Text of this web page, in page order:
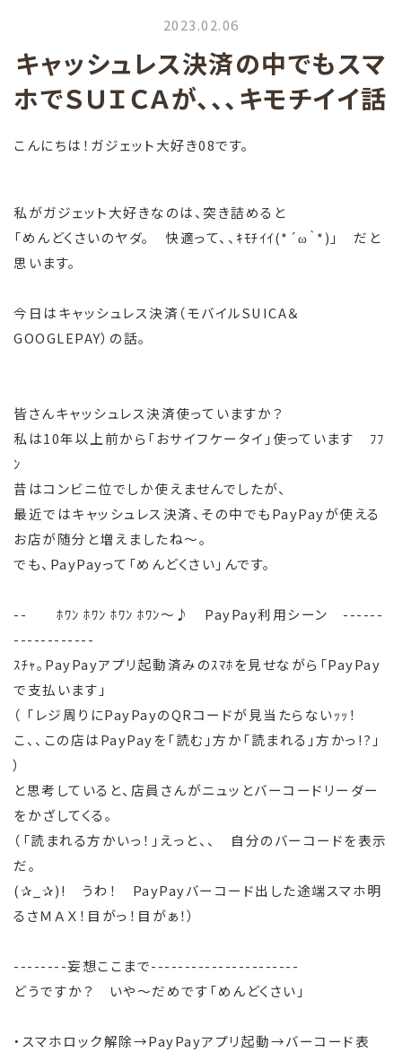
2023.02.06
キャッシュレス決済の中でもスマ
ホでＳＵＩＣＡが、、、キモチイイ話
こんにちは！ガジェット大好き08です。
私がガジェット大好きなのは、突き詰めると
「めんどくさいのヤダ。 快適って、、ｷﾓﾁｲｲ(*´ω｀*)」 だと
思います。
今日はキャッシュレス決済（モバイルSUICA＆
GOOGLEPAY）の話。
皆さんキャッシュレス決済使っていますか？
私は10年以上前から「おサイフケータイ」使っています ﾌﾌ
ﾝ
昔はコンビニ位でしか使えませんでしたが、
最近ではキャッシュレス決済、その中でもPayPayが使える
お店が随分と増えましたね～。
でも、PayPayって「めんどくさい」んです。
-- ﾎﾜﾝ ﾎﾜﾝ ﾎﾜﾝ ﾎﾜﾝ～♪ PayPay利用シーン ------
------------
ｽﾁｬ。PayPayアプリ起動済みのｽﾏﾎを見せながら「PayPay
で支払います」
（ 「レジ周りにPayPayのQRコードが見当たらないｯｯ！
こ、、この店はPayPayを「読む」方か「読まれる」方かっ!?」
）
と思考していると、店員さんがニュッとバーコードリーダー
をかざしてくる。
（「読まれる方かいっ！」えっと、、 自分のバーコードを表示
だ。
(✰_✰)! うわ！ PayPayバーコード出した途端スマホ明
るさＭＡＸ！目がっ！目がぁ！）
--------妄想ここまで----------------------
どうですか？ いや～だめです「めんどくさい」
・スマホロック解除→PayPayアプリ起動→バーコード表